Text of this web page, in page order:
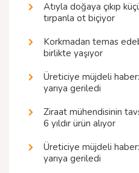
Atıyla doğaya çıkıp
tırpanla ot biçiyor
Korkmadan temas
birlikte yaşıyor
Üreticiye müjdeli
yarıya geriledi
Ziraat mühendisinin
6 yıldır ürün alıyor
Üreticiye müjdeli
yarıya geriledi